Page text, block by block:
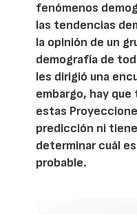
fenómenos
las tendencias
la opinión de un
demografía de
les dirigió una
embargo, hay
estas
predicción ni
determinar cuál
probable.